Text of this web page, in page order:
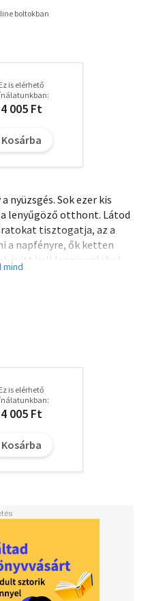
boltokban
Ez is elérhető
4 005 Ft
Kosárba
nyüzsgés. Sok ezer kis
lenyűgöző otthont. Látod
tisztogatja, az a
a napfényre, ők ketten
is itt kell lennie valahol...
Ez is elérhető
4 005 Ft
Kosárba